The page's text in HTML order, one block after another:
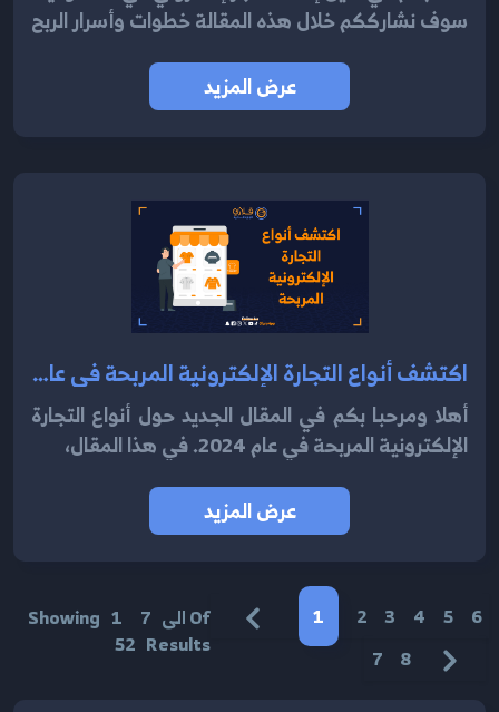
سوف نشارككم خلال هذه المقالة خطوات وأسرار الربح
عرض المزيد
اكتشف أنواع التجارة الإلكترونية المربحة في عام 2024
أهلا ومرحبا بكم في المقال الجديد حول أنواع التجارة
الإلكترونية المربحة في عام 2024. في هذا المقال،
عرض المزيد
Showing 1 الى 7
Of
52 Results
1 2 3 4 5
6
7
8